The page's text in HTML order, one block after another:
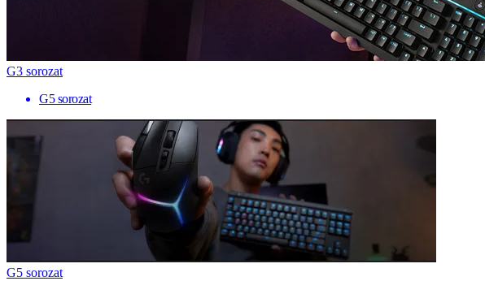
G3 sorozat
G5 sorozat
G5 sorozat